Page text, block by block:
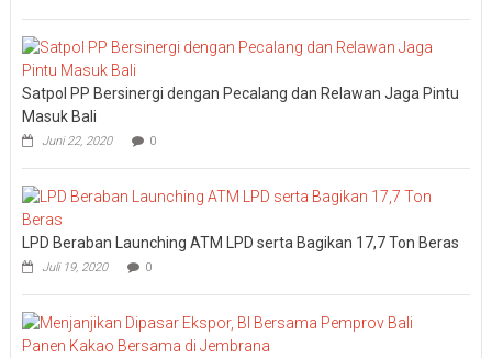
Satpol PP Bersinergi dengan Pecalang dan Relawan Jaga Pintu
Masuk Bali
Juni 22, 2020 0
LPD Beraban Launching ATM LPD serta Bagikan 17,7 Ton Beras
Juli 19, 2020 0